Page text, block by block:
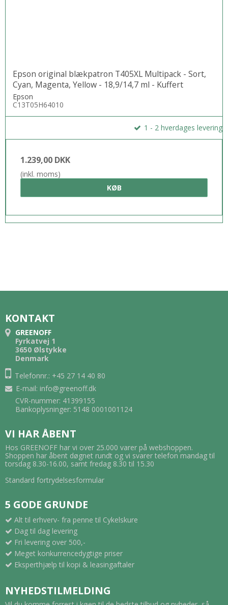
Epson original blækpatron T405XL Multipack - Sort,
Cyan, Magenta, Yellow - 18,9/14,7 ml - Kuffert
Epson
C13T05H64010
1 - 2 hverdages levering
1.239,00 DKK
(inkl. moms)
KØB
KONTAKT
GREENOFF
Fyrkatvej 1
3650 Ølstykke
Denmark
Telefonnr.: +45 27 14 40 80
E-mail: info@greenoff.dk
CVR-nummer: 41399155
Bankoplysninger: 5148 0001001124
VI HAR ÅBENT
Hos GREENOFF har vi over 25.000 varer på webshoppen.
Shoppen har åbent døgnet rundt og vi svarer telefon mandag til
torsdag 8.30-16.00, samt fredag 8.30 til 15.30
Standard fortrydelsesformular
5 GODE GRUNDE
Alt til erhverv- fra penne til Cykelskure
Dag til dag levering
Fri levering over 500,-
Meget konkurrencedygtige priser
Eksperthjælp til kopi & leasingaftaler
NYHEDSTILMELDING